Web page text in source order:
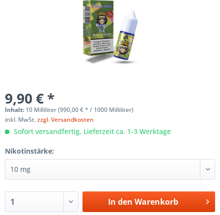
9,90 € *
Inhalt: 10 Milliliter (990,00 € * / 1000 Milliliter)
inkl. MwSt.zzgl. Versandkosten
Sofort versandfertig, Lieferzeit ca. 1-3 Werktage
Nikotinstärke:
In den Warenkorb